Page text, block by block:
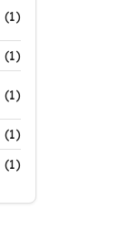
(1)
(1)
(1)
(1)
(1)